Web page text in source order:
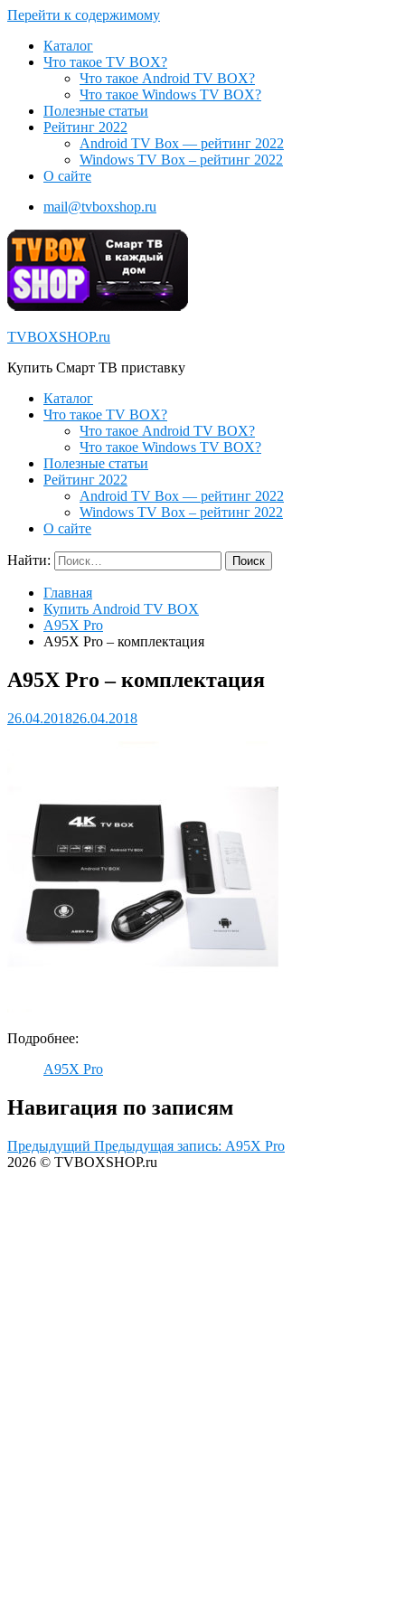
Перейти к содержимому
Каталог
Что такое TV BOX?
Что такое Android TV BOX?
Что такое Windows TV BOX?
Полезные статьи
Рейтинг 2022
Android TV Box — рейтинг 2022
Windows TV Box – рейтинг 2022
О сайте
mail@tvboxshop.ru
TVBOXSHOP.ru
Купить Смарт ТВ приставку
Каталог
Что такое TV BOX?
Что такое Android TV BOX?
Что такое Windows TV BOX?
Полезные статьи
Рейтинг 2022
Android TV Box — рейтинг 2022
Windows TV Box – рейтинг 2022
О сайте
Найти:
Главная
Купить Android TV BOX
A95X Pro
A95X Pro – комплектация
A95X Pro – комплектация
26.04.201826.04.2018
Подробнее:
A95X Pro
Навигация по записям
Предыдущий Предыдущая запись: A95X Pro
2026 © TVBOXSHOP.ru